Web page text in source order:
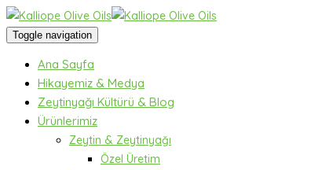
Toggle navigation
Ana Sayfa
Hikayemiz & Medya
Zeytinyağı Kültürü & Blog
Ürünlerimiz
Zeytin & Zeytinyağı
Özel Üretim